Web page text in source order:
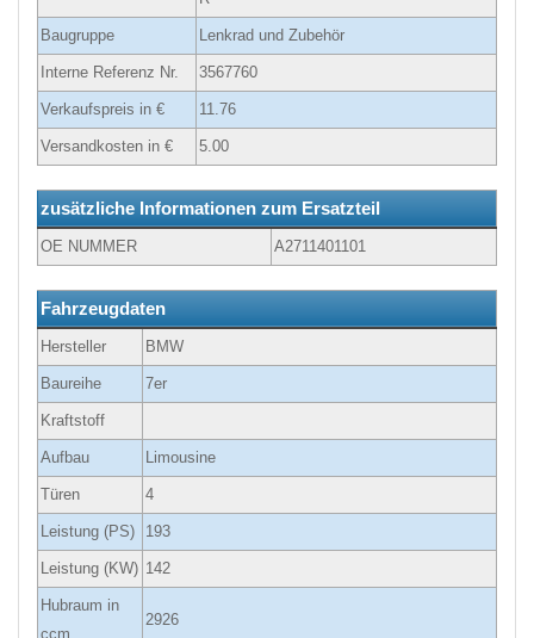
Baugruppe Lenkrad und Zubehör
Interne Referenz Nr. 3567760
Verkaufspreis in € 11.76
Versandkosten in € 5.00
zusätzliche Informationen zum Ersatzteil
OE NUMMER A2711401101
Fahrzeugdaten
Hersteller BMW
Baureihe 7er
Kraftstoff
Aufbau Limousine
Türen 4
Leistung (PS) 193
Leistung (KW) 142
Hubraum in
ccm
2926